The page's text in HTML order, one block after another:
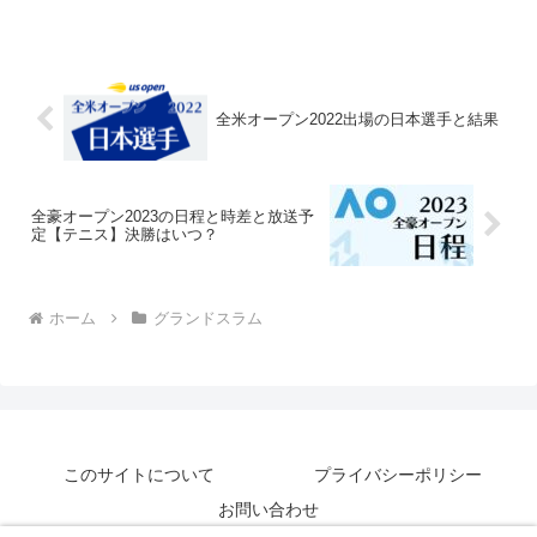
全米オープン2022出場の日本選手と結果
全豪オープン2023の日程と時差と放送予
定【テニス】決勝はいつ？
ホーム グランドスラム
このサイトについて
プライバシーポリシー
お問い合わせ